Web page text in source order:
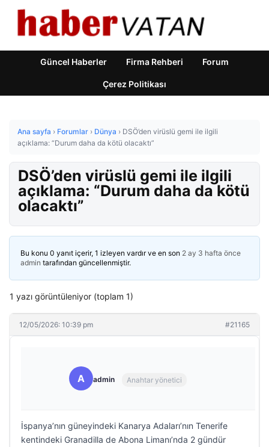
Güncel Haberler Firma Rehberi Forum
Çerez Politikası
Ana sayfa › Forumlar › Dünya › DSÖ’den virüslü gemi ile ilgili
açıklama: “Durum daha da kötü olacaktı”
DSÖ’den virüslü gemi ile ilgili
açıklama: “Durum daha da kötü
olacaktı”
Bu konu 0 yanıt içerir, 1 izleyen vardır ve en son 2 ay 3 hafta önce
admin tarafından güncellenmiştir.
1 yazı görüntüleniyor (toplam 1)
12/05/2026: 10:39 pm #21165
A admin Anahtar yönetici
İspanya’nın güneyindeki Kanarya Adaları’nın Tenerife
kentindeki Granadilla de Abona Limanı’nda 2 gündür